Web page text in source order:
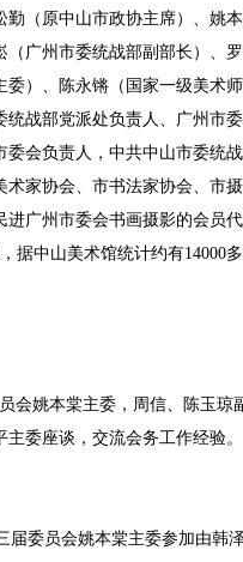
（原中山市政协主席）、姚
广州市委统战部副部长）、
）、陈永锵（国家一级美术
统战部党派处负责人、广州市
会负责人，中共中山市委统
术家协会、市书法家协会、市
进广州市委会书画摄影的会员
据中山美术馆统计约有14000
会姚本棠主委，周信、陈玉琼
委座谈，交流会务工作经验。
委员会姚本棠主委参加由韩